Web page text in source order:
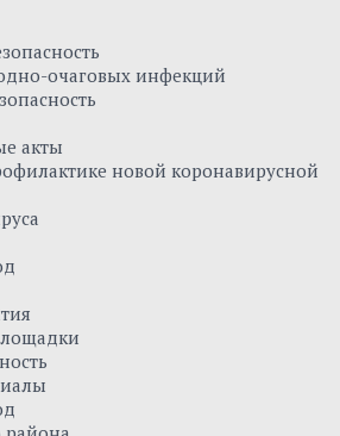
очаговых инфекций
акты
новой коронавирусной